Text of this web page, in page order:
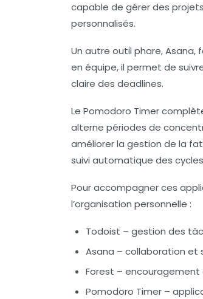
capable de gérer des
personnalisés.
Un autre outil phare,Asana,
en équipe, il permet de
claire des deadlines.
Le Pomodoro Timer
alterne périodes de
améliorer la gestion de la
suivi automatique des
Pour accompagner ces
l’organisation personnelle :
Todoist – gestion des
Asana – collaboration et
Forest –
Pomodoro Timer –